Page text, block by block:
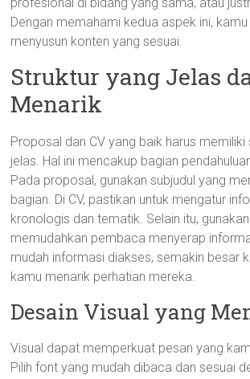
Dengan memahami kedua aspek ini,
menyusun konten yang sesuai.
Struktur yang Jelas
Menarik
Proposal dan CV yang baik harus memiliki
jelas. Hal ini mencakup bagian
Pada proposal, gunakan subjudul yang
bagian. Di CV, pastikan untuk mengatur
kronologis dan tematik. Selain itu,
memudahkan pembaca menyerap
mudah informasi diakses, semakin besar
kamu menarik perhatian mereka.
Desain Visual yang
Visual dapat memperkuat pesan yang
Pilih font yang mudah dibaca dan sesuai